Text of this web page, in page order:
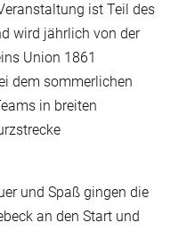
ist Teil des
wird jährlich von der
Union 1861
dem sommerlichen
in breiten
und Spaß gingen die
an den Start und